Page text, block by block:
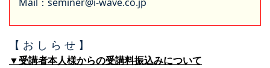
【 お し ら せ 】
▼受講者本人様からの受講料振込みについて